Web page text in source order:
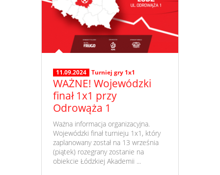
11.09.2024 Turniej gry 1x1
WAŻNE! Wojewódzki
finał 1x1 przy
Odrowąża 1
​ Ważna informacja organizacyjna.
Wojewódzki finał turnieju 1x1, który
zaplanowany został na 13 września
(piątek) rozegrany zostanie na
obiekcie Łódzkiej Akademii ...